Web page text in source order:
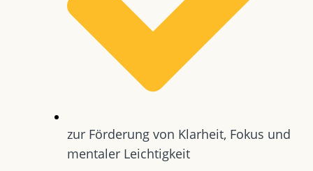
zur Förderung von Klarheit, Fokus und
mentaler Leichtigkeit